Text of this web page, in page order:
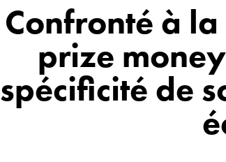
Confronté à
prize
spécificité de